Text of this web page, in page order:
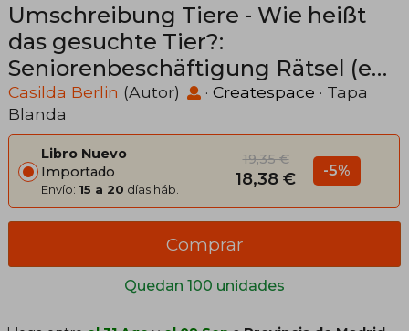
Umschreibung Tiere - Wie heißt
das gesuchte Tier?:
Seniorenbeschäftigung Rätsel (en
Alemán)
Casilda Berlin (Autor) · Createspace · Tapa
Blanda
Libro Nuevo
Importado
Envío: 15 a 20 días háb.
19,35 €
18,38 € -5%
Quedan 100 unidades
Comprar